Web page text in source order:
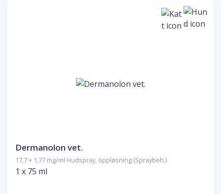
Dermanolon vet.
17,7 + 1,77 mg/ml Hudspray, oppløsning (Spraybeh.)
1 x 75 ml